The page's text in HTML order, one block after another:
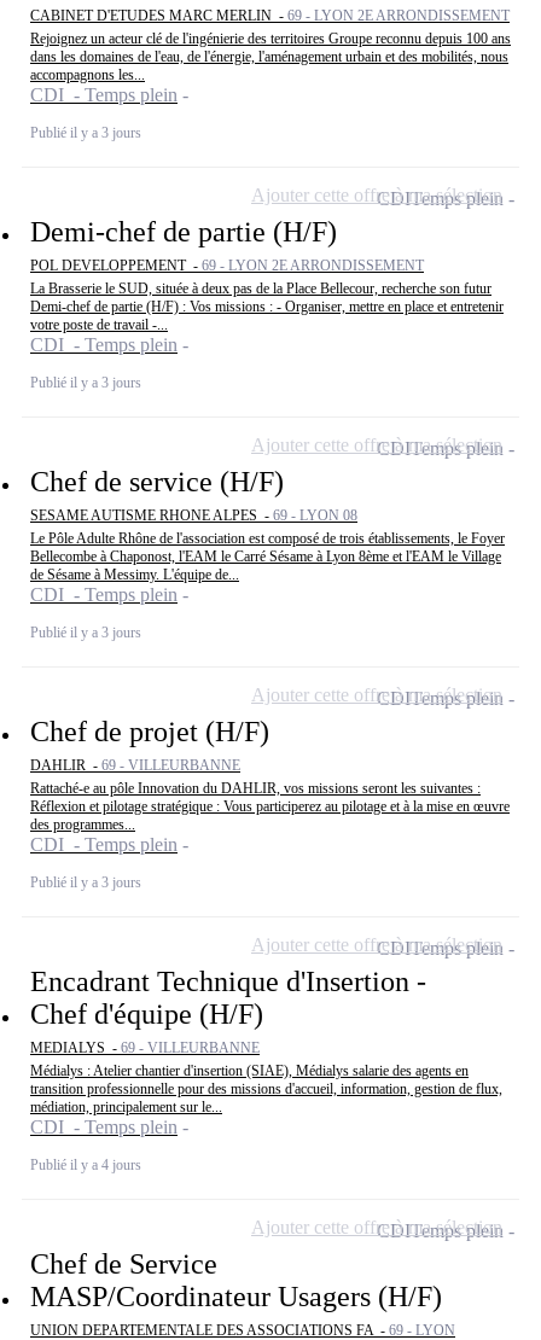
CABINET D'ETUDES MARC MERLIN - 69 - LYON 2E ARRONDISSEMENT
Rejoignez un acteur clé de l'ingénierie des territoires Groupe reconnu depuis 100 ans
dans les domaines de l'eau, de l'énergie, l'aménagement urbain et des mobilités, nous
accompagnons les...
CDI - Temps plein
Publié il y a 3 jours
Demi-chef de partie (H/F)
POL DEVELOPPEMENT - 69 - LYON 2E ARRONDISSEMENT
La Brasserie le SUD, située à deux pas de la Place Bellecour, recherche son futur
Demi-chef de partie (H/F) : Vos missions : - Organiser, mettre en place et entretenir
votre poste de travail -...
CDI - Temps plein
Publié il y a 3 jours
CDITemps plein
Ajouter cette offre à ma sélection
Chef de service (H/F)
SESAME AUTISME RHONE ALPES - 69 - LYON 08
Le Pôle Adulte Rhône de l'association est composé de trois établissements, le Foyer
Bellecombe à Chaponost, l'EAM le Carré Sésame à Lyon 8ème et l'EAM le Village
de Sésame à Messimy. L'équipe de...
CDI - Temps plein
Publié il y a 3 jours
CDITemps plein
Ajouter cette offre à ma sélection
Chef de projet (H/F)
DAHLIR - 69 - VILLEURBANNE
Rattaché-e au pôle Innovation du DAHLIR, vos missions seront les suivantes :
Réflexion et pilotage stratégique : Vous participerez au pilotage et à la mise en œuvre
des programmes...
CDI - Temps plein
Publié il y a 3 jours
CDITemps plein
Ajouter cette offre à ma sélection
Encadrant Technique d'Insertion -
Chef d'équipe (H/F)
MEDIALYS - 69 - VILLEURBANNE
Médialys : Atelier chantier d'insertion (SIAE), Médialys salarie des agents en
transition professionnelle pour des missions d'accueil, information, gestion de flux,
médiation, principalement sur le...
CDI - Temps plein
Publié il y a 4 jours
CDITemps plein
Ajouter cette offre à ma sélection
Chef de Service
MASP/Coordinateur Usagers (H/F)
UNION DEPARTEMENTALE DES ASSOCIATIONS FA - 69 - LYON
CDITemps plein
Ajouter cette offre à ma sélection